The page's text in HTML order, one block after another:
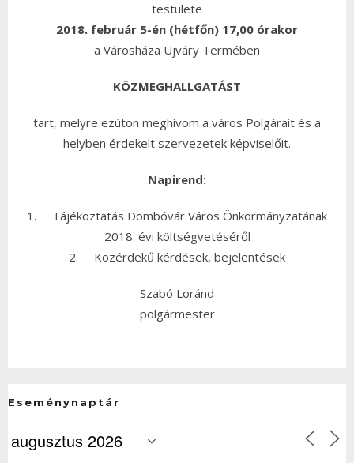
testülete
2018. február 5-én (hétfőn) 17,00 órakor
a Városháza Ujváry Termében
KÖZMEGHALLGATÁST
tart, melyre ezúton meghívom a város Polgárait és a
helyben érdekelt szervezetek képviselőit.
Napirend:
1. Tájékoztatás Dombóvár Város Önkormányzatának
2018. évi költségvetéséről
2. Közérdekű kérdések, bejelentések
Szabó Loránd
polgármester
Eseménynaptár